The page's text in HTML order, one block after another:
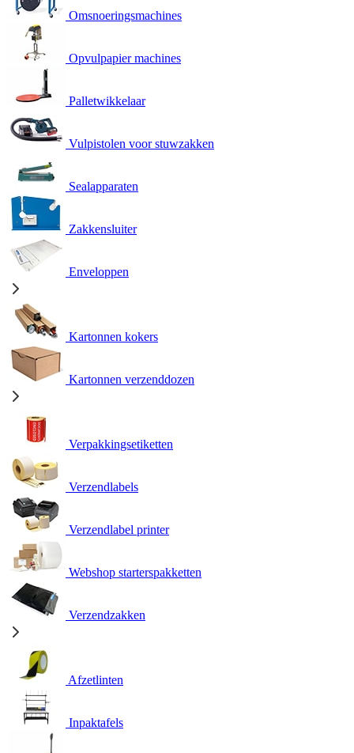
Omsnoeringsmachines
Opvulpapier machines
Palletwikkelaar
Vulpistolen voor stuwzakken
Sealapparaten
Zakkensluiter
Enveloppen
Kartonnen kokers
Kartonnen verzenddozen
Verpakkingsetiketten
Verzendlabels
Verzendlabel printer
Webshop starterspakketten
Verzendzakken
Afzetlinten
Inpaktafels